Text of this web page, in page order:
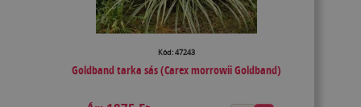
Kód: 47243
Goldband tarka sás (Carex morrowii Goldband)